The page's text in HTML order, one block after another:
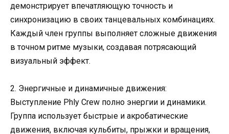
демонстрирует впечатляющую точность и
синхронизацию в своих танцевальных комбинациях.
Каждый член группы выполняет сложные движения
в точном ритме музыки, создавая потрясающий
визуальный эффект.
2. Энергичные и динамичные движения:
Выступление Phly Crew полно энергии и динамики.
Группа использует быстрые и акробатические
движения, включая кульбиты, прыжки и вращения,